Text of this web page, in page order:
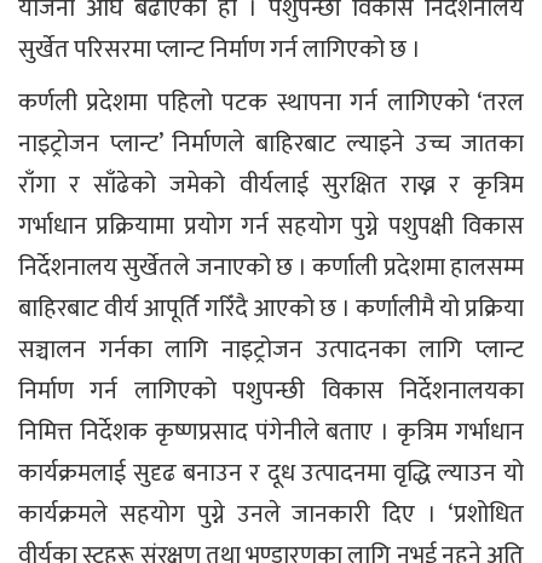
सुर्खेत परिसरमा प्लान्ट निर्माण गर्न लागिएको छ ।
कर्णली प्रदेशमा पहिलो पटक स्थापना गर्न लागिएको ‘तरल
नाइट्रोजन प्लान्ट’ निर्माणले बाहिरबाट ल्याइने उच्च जातका
राँगा र साँढेको जमेको वीर्यलाई सुरक्षित राख्न र कृत्रिम
गर्भाधान प्रक्रियामा प्रयोग गर्न सहयोग पुग्ने पशुपक्षी विकास
निर्देशनालय सुर्खेतले जनाएको छ । कर्णाली प्रदेशमा हालसम्म
बाहिरबाट वीर्य आपूर्ति गरिँदै आएको छ । कर्णालीमै यो प्रक्रिया
सञ्चालन गर्नका लागि नाइट्रोजन उत्पादनका लागि प्लान्ट
निर्माण गर्न लागिएको पशुपन्छी विकास निर्देशनालयका
निमित्त निर्देशक कृष्णप्रसाद पंगेनीले बताए । कृत्रिम गर्भाधान
कार्यक्रमलाई सुदृढ बनाउन र दूध उत्पादनमा वृद्धि ल्याउन यो
कार्यक्रमले सहयोग पुग्ने उनले जानकारी दिए । ‘प्रशोधित